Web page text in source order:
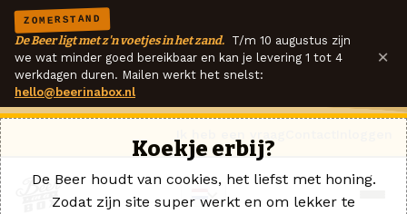
ZOMERSTAND
De Beer ligt met z'n voetjes in het zand. T/m 10 augustus zijn
we wat minder goed bereikbaar en kan je levering 1 tot 4
werkdagen duren. Mailen werkt het snelst:
hello@beerinabox.nl
×
Koekje erbij?
De Beer houdt van cookies, het liefst met honing.
Zodat zijn site super werkt en om lekker te